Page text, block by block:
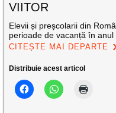
VIITOR
Elevii și preșcolarii din
perioade de vacanță în anul
CITEȘTE MAI DEPARTE
Distribuie acest articol